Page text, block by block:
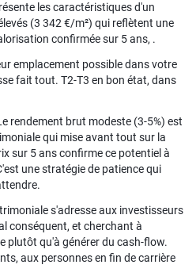
les caractéristiques d'un
(3 342 €/m²) qui reflètent une
confirmée sur 5 ans, .
emplacement possible dans votre
fait tout. T2-T3 en bon état, dans
rendement brut modeste (3-5%) est
qui mise avant tout sur la
sur 5 ans confirme ce potentiel à
une stratégie de patience qui
s'adresse aux investisseurs
conséquent, et cherchant à
plutôt qu'à générer du cash-flow.
aux personnes en fin de carrière